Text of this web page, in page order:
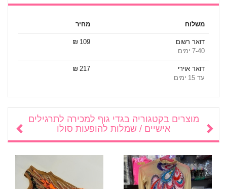
משלוח מחיר
דואר רשום
7-40 ימים
109 ₪
דואר אוירי
עד 15 ימים
217 ₪
מוצרים בקטגוריה בגדי גוף למכירה לתרגילים
אישיים / שמלות להופעות סולו